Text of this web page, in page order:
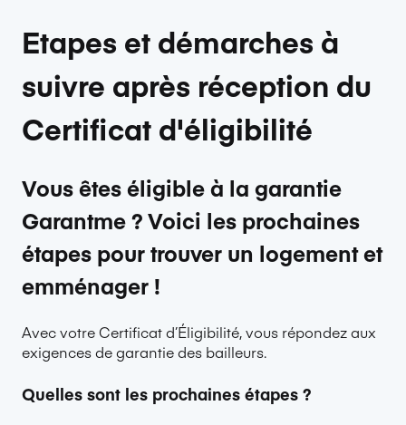
Etapes et démarches à
suivre après réception du
Certificat d'éligibilité
Vous êtes éligible à la garantie
Garantme ? Voici les prochaines
étapes pour trouver un logement et
emménager !
Avec votre Certificat d’Éligibilité, vous répondez aux
exigences de garantie des bailleurs.
Quelles sont les prochaines étapes ?